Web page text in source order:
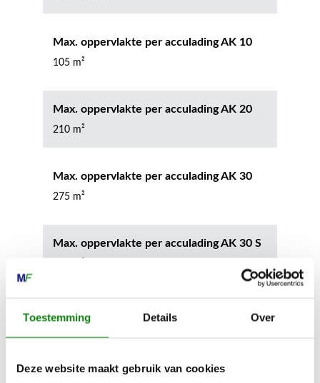
Toestemming Details Over
Deze website maakt gebruik van cookies
Max. oppervlakte per acculading AK 10
105 m²
Max. oppervlakte per acculading AK 20
210 m²
Max. oppervlakte per acculading AK 30
275 m²
Max. oppervlakte per acculading AK 30 S
Apparaatbreedte zonder accessoires